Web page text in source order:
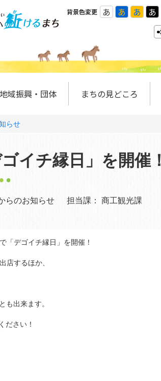
背景色変更 あ あ あ あ
地域振興・団体 まちの見どころ
らせ
イチ縁日」を開催！
らのお知らせ 担当課： 商工観光課
「デゴイチ縁日」を開催！
店するほか、
も出来ます。
ださい！